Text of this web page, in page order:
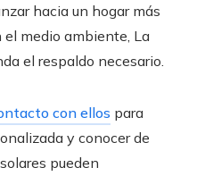
hacia un hogar más
medio ambiente, La
el respaldo necesario.
con ellos para
y conocer de
pueden